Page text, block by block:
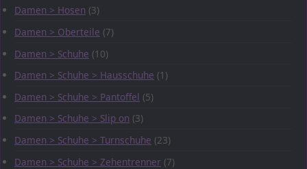
Damen > Hosen (3)
Damen > Oberteile (7)
Damen > Schuhe (10)
Damen > Schuhe > Hausschuhe (1)
Damen > Schuhe > Pantoffel (5)
Damen > Schuhe > Slip on (3)
Damen > Schuhe > Turnschuhe (23)
Damen > Schuhe > Zehentrenner (7)